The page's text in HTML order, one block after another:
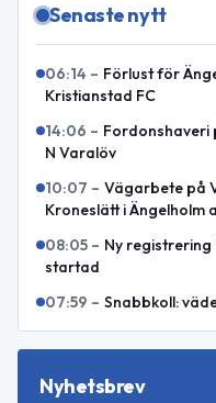
Senaste nytt
06:14 – Förlust för
Kristianstad FC
14:06 – Fordonshaveri
N Varalöv
10:07 – Vägarbete på
Kroneslätt i Ängelholm
08:05 – Ny registrering
startad
07:59 – Snabbkoll:
Nyhetsbrev